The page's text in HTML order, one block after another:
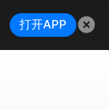
打开APP